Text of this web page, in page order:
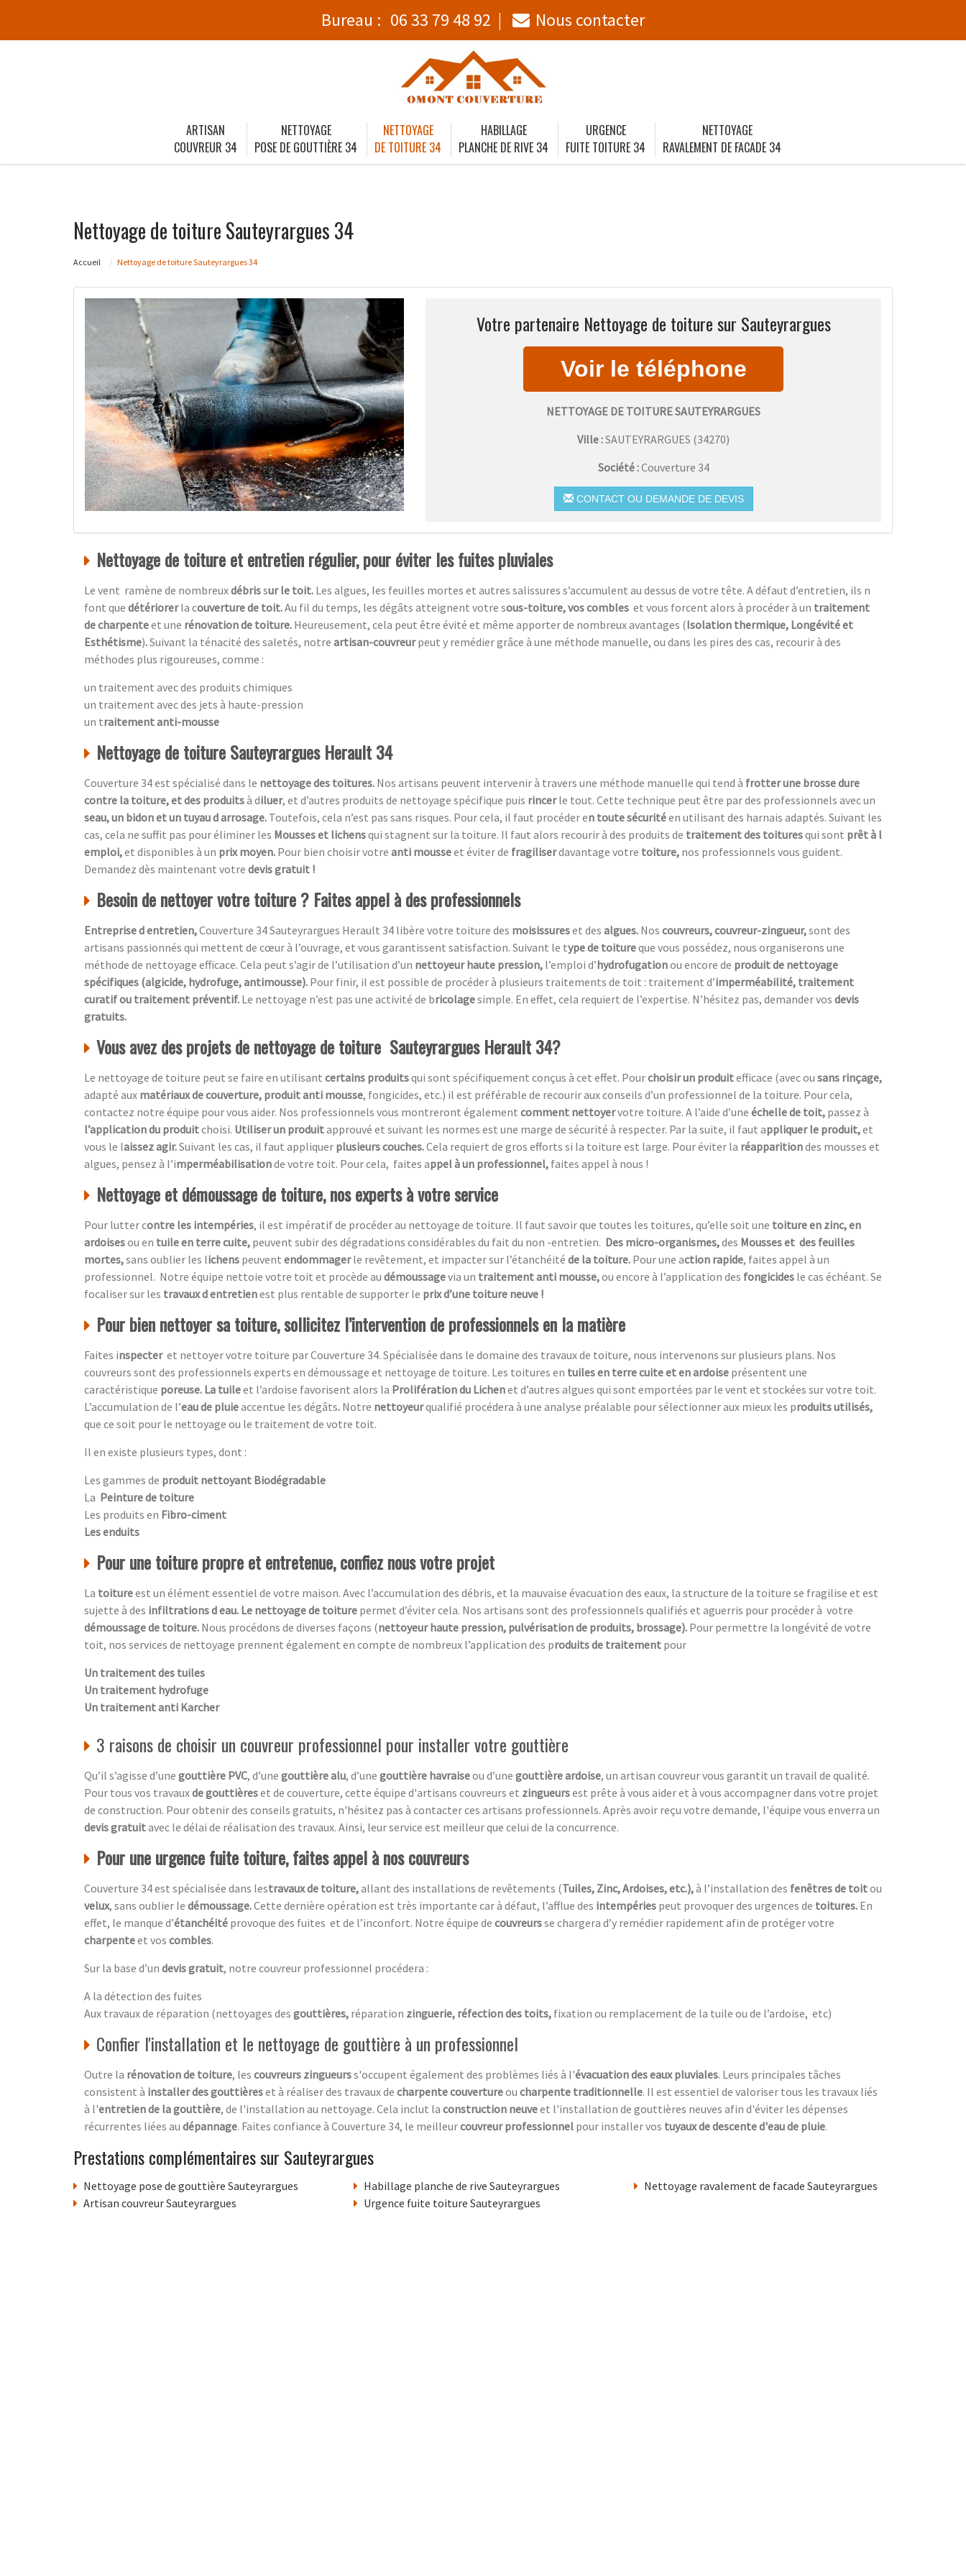
Bureau : 06 33 79 48 92 Nous contacter
ARTISAN
COUVREUR 34
NETTOYAGE
POSE DE GOUTTIÈRE 34
NETTOYAGE
DE TOITURE 34
HABILLAGE
PLANCHE DE RIVE 34
URGENCE
FUITE TOITURE 34
NETTOYAGE
RAVALEMENT DE FACADE 34
Nettoyage de toiture Sauteyrargues 34
Accueil Nettoyage de toiture Sauteyrargues 34
Votre partenaire Nettoyage de toiture sur Sauteyrargues
NETTOYAGE DE TOITURE SAUTEYRARGUES
Ville :SAUTEYRARGUES (34270)
Société :Couverture 34
CONTACT OU DEMANDE DE DEVIS
Nettoyage de toiture et entretien régulier, pour éviter les fuites pluviales
Le vent ramène de nombreuxdébrissur le toit. Les algues, les feuilles mortes et autres salissures s’accumulent au dessus de votre tête. A défaut d’entretien, ils n
font que détériorerla couverture de toit.Au fil du temps, les dégâts atteignent votre sous-toiture, vos combles et vous forcent alors à procéder à un traitement
de charpenteet une rénovation de toiture. Heureusement, cela peut être évité et même apporter de nombreux avantages (Isolation thermique, Longévité et
Esthétisme).Suivant la ténacité des saletés, notre artisan-couvreurpeut y remédier grâce à une méthode manuelle, ou dans les pires des cas, recourir à des
méthodes plus rigoureuses, comme :
un traitement avec des produits chimiques
un traitement avec des jets à haute-pression
un traitement anti-mousse
Nettoyage de toiture Sauteyrargues Herault 34
Couverture 34 est spécialisé dans le nettoyage des toitures. Nos artisans peuvent intervenir à travers une méthode manuelle qui tend à frotter une brosse dure
contre la toiture, et des produitsà diluer, et d’autres produits de nettoyage spécifique puis rincerle tout. Cette technique peut être par des professionnels avec un
seau, un bidon et un tuyau d arrosage. Toutefois, cela n’est pas sans risques. Pour cela, il faut procéder en toute sécuritéen utilisant des harnais adaptés. Suivant les
cas, cela ne suffit pas pour éliminer les Mousses et lichensqui stagnent sur la toiture. Il faut alors recourir à des produits de traitement des toituresqui sont prêt à l
emploi,et disponibles à un prix moyen. Pour bien choisir votre anti mousseet éviter de fragiliserdavantage votre toiture, nos professionnels vous guident.
Demandez dès maintenant votre devis gratuit !
Besoin de nettoyer votre toiture ? Faites appel à des professionnels
Entreprise d entretien,Couverture 34 Sauteyrargues Herault 34 libère votre toiture des moisissureset des algues. Nos couvreurs, couvreur-zingueur,sont des
artisans passionnés qui mettent de cœur à l’ouvrage, et vous garantissent satisfaction. Suivant le type de toitureque vous possédez, nous organiserons une
méthode de nettoyage efficace. Cela peut s’agir de l’utilisation d’un nettoyeur haute pression, l’emploi d’hydrofugationou encore de produit de nettoyage
spécifiques (algicide, hydrofuge, antimousse). Pour finir, il est possible de procéder à plusieurs traitements de toit : traitement d’imperméabilité, traitement
curatif ou traitement préventif. Le nettoyage n’est pas une activité de bricolagesimple. En effet, cela requiert de l’expertise. N’hésitez pas, demander vos devis
gratuits.
Vous avez des projets de nettoyage de toiture Sauteyrargues Herault 34?
Le nettoyage de toiture peut se faire en utilisant certains produitsqui sont spécifiquement conçus à cet effet. Pourchoisir un produitefficace (avec ou sans rinçage,
adapté aux matériaux de couverture, produit anti mousse, fongicides, etc.) il est préférable de recourir aux conseils d’un professionnel de la toiture. Pour cela,
contactez notre équipe pour vous aider. Nos professionnels vous montreront également comment nettoyervotre toiture. A l’aide d’une échelle de toit, passez à
l’application du produitchoisi. Utiliser un produitapprouvé et suivant les normes est une marge de sécurité à respecter. Par la suite, il faut appliquer le produit,et
vous le laissez agir.Suivant les cas, il faut appliquer plusieurs couches.Cela requiert de gros efforts si la toiture est large. Pour éviter la réapparitiondes mousses et
algues, pensez à l’imperméabilisationde votre toit. Pour cela, faites appel à un professionnel, faites appel à nous !
Nettoyage et démoussage de toiture, nos experts à votre service
Pour lutter contre les intempéries, il est impératif de procéder au nettoyage de toiture. Il faut savoir que toutes les toitures, qu’elle soit une toiture en zinc, en
ardoisesou en tuile en terre cuite, peuvent subir des dégradations considérables du fait du non -entretien. Des micro-organismes,des Mousses et des feuilles
mortes,sans oublier les lichens peuvent endommagerle revêtement, et impacter sur l’étanchéité de la toiture. Pour une action rapide, faites appel à un
professionnel. Notre équipe nettoie votre toit et procède au démoussagevia un traitement anti mousse,ou encore à l’application des fongicides le cas échéant. Se
focaliser sur les travaux d entretienest plus rentable de supporter le prix d’une toiture neuve !
Pour bien nettoyer sa toiture, sollicitez l’intervention de professionnels en la matière
Faites inspecter et nettoyer votre toiture parCouverture 34. Spécialisée dans le domaine des travaux de toiture, nous intervenons sur plusieurs plans. Nos
couvreurs sont des professionnels experts en démoussage et nettoyage de toiture. Les toitures en tuiles en terre cuite et en ardoise présentent une
caractéristique poreuse. La tuileet l’ardoise favorisent alors la Prolifération du Lichenet d’autres algues qui sont emportées par le vent et stockées sur votre toit.
L’accumulation de l’eau de pluieaccentue les dégâts. Notre nettoyeurqualifié procédera à une analyse préalable pour sélectionner aux mieux les produits utilisés,
que ce soit pour le nettoyage ou le traitement de votre toit.
Il en existe plusieurs types, dont :
Les gammes de produit nettoyant Biodégradable
La Peinture de toiture
Les produits en Fibro-ciment
Les enduits
Pour une toiture propre et entretenue, confiez nous votre projet
La toitureest un élément essentiel de votre maison. Avec l’accumulation des débris, et la mauvaise évacuation des eaux, la structure de la toiture se fragilise et est
sujette à des infiltrations d eau. Le nettoyage de toiture permet d’éviter cela. Nos artisans sont des professionnels qualifiés et aguerris pour procéder à votre
démoussage de toiture. Nous procédons de diverses façons (nettoyeur haute pression, pulvérisation de produits, brossage). Pour permettre la longévité de votre
toit, nos services de nettoyage prennent également en compte de nombreux l’application des produits de traitement pour
Un traitement des tuiles
Un traitement hydrofuge
Un traitement anti Karcher
3 raisons de choisir un couvreur professionnel pour installer votre gouttière
Qu’il s’agisse d’une gouttière PVC, d’une gouttière alu, d’une gouttière havraiseou d’une gouttière ardoise, un artisan couvreur vous garantit un travail de qualité.
Pour tous vos travauxde gouttièreset de couverture, cette équipe d'artisans couvreurs et zingueursest prête à vous aider et à vous accompagner dans votre projet
de construction. Pour obtenir des conseils gratuits, n'hésitez pas à contacter ces artisans professionnels. Après avoir reçu votre demande, l'équipe vous enverra un
devis gratuitavec le délai de réalisation des travaux. Ainsi, leur service est meilleur que celui de la concurrence.
Pour une urgence fuite toiture, faites appel à nos couvreurs
Couverture 34 est spécialisée dans lestravaux de toiture,allant des installations de revêtements (Tuiles, Zinc, Ardoises, etc.),à l’installation des fenêtres de toitou
velux, sans oublier le démoussage.Cette dernière opération est très importante car à défaut, l’afflue des intempéries peut provoquer des urgences de toitures. En
effet, le manque d’étanchéité provoque des fuites et de l’inconfort. Notre équipe de couvreursse chargera d’y remédier rapidement afin de protéger votre
charpenteet vos combles.
Sur la base d’un devis gratuit, notre couvreur professionnel procédera :
A la détection des fuites
Aux travaux de réparation (nettoyages des gouttières, réparation zinguerie, réfection des toits, fixation ou remplacement de la tuile ou de l’ardoise, etc)
Confier l'installation et le nettoyage de gouttière à un professionnel
Outre la rénovation de toiture, les couvreurs zingueurss'occupent également des problèmes liés à l'évacuation des eaux pluviales. Leurs principales tâches
consistent à installer des gouttièreset à réaliser des travaux de charpente couvertureou charpente traditionnelle. Il est essentiel de valoriser tous les travaux liés
à l'entretien de la gouttière, de l'installation au nettoyage. Cela inclut la construction neuveet l'installation de gouttières neuves afin d'éviter les dépenses
récurrentes liées au dépannage. Faites confiance à Couverture 34, le meilleurcouvreur professionnel pour installer vos tuyaux de descente d'eau de pluie.
Prestations complémentaires sur Sauteyrargues
Nettoyage pose de gouttière Sauteyrargues
Artisan couvreur Sauteyrargues
Habillage planche de rive Sauteyrargues
Urgence fuite toiture Sauteyrargues
Nettoyage ravalement de facade Sauteyrargues